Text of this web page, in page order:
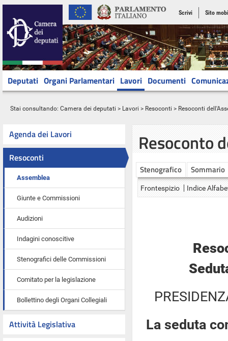
Scrivi Sito
Deputati Organi Parlamentari Lavori Documenti
Stai consultando: Camera dei deputati > Lavori > Resoconti > Resoconti
Agenda dei Lavori
Resoconti
Assemblea
Giunte e Commissioni
Audizioni
Indagini conoscitive
Stenografici delle Commissioni
Comitato per la legislazione
Bollettino degli Organi Collegiali
Attività Legislativa
Resoconto
Stenografico Sommario
Frontespizio Indice
La seduta